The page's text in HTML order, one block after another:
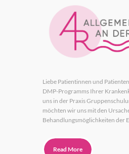
Liebe Patientinnen und
DMP-Programms Ihrer
uns in der Praxis
möchten wir uns mit den
Behandlungsmöglichkeiten der
Read More